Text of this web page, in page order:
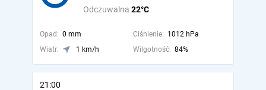
Odczuwalna 22°C
Opad: 0 mm Ciśnienie: 1012 hPa
Wiatr:
1 km/h Wilgotność: 84%
21:00